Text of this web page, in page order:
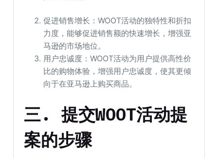
促进销售增长：WOOT活动的独特性和折扣
力度，能够促进销售额的快速增长，增强亚
马逊的市场地位。
用户忠诚度：WOOT活动为用户提供高性价
比的购物体验，增强用户忠诚度，使其更倾
向于在亚马逊上购买商品。
三.提交WOOT活动提
案的步骤